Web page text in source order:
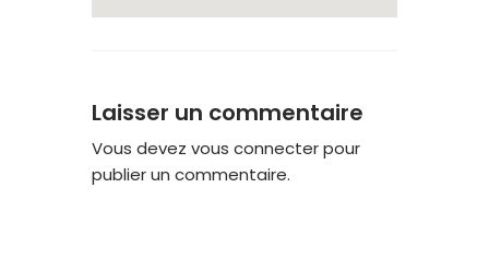
Laisser un commentaire
Vous devez vous connecterpour
publier un commentaire.